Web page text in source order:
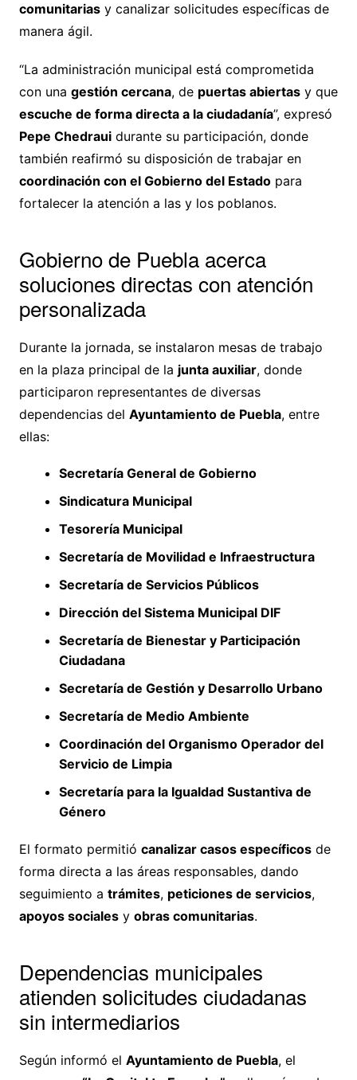
comunitariasy canalizar solicitudes específicas de
manera ágil.
“La administración municipal está comprometida
con una gestión cercana, de puertas abiertasy que
escuche de forma directa a la ciudadanía”, expresó
Pepe Chedrauidurante su participación, donde
también reafirmó su disposición de trabajar en
coordinación con el Gobierno del Estadopara
fortalecer la atención a las y los poblanos.
Gobierno de Puebla acerca
soluciones directas con atención
personalizada
Durante la jornada, se instalaron mesas de trabajo
en la plaza principal de la junta auxiliar, donde
participaron representantes de diversas
dependencias del Ayuntamiento de Puebla, entre
ellas:
Secretaría General de Gobierno
Sindicatura Municipal
Tesorería Municipal
Secretaría de Movilidad e Infraestructura
Secretaría de Servicios Públicos
Dirección del Sistema Municipal DIF
Secretaría de Bienestar y Participación
Ciudadana
Secretaría de Gestión y Desarrollo Urbano
Secretaría de Medio Ambiente
Coordinación del Organismo Operador del
Servicio de Limpia
Secretaría para la Igualdad Sustantiva de
Género
El formato permitió canalizar casos específicosde
forma directa a las áreas responsables, dando
seguimiento a trámites, peticiones de servicios,
apoyos socialesy obras comunitarias.
Dependencias municipales
atienden solicitudes ciudadanas
sin intermediarios
Según informó el Ayuntamiento de Puebla, el